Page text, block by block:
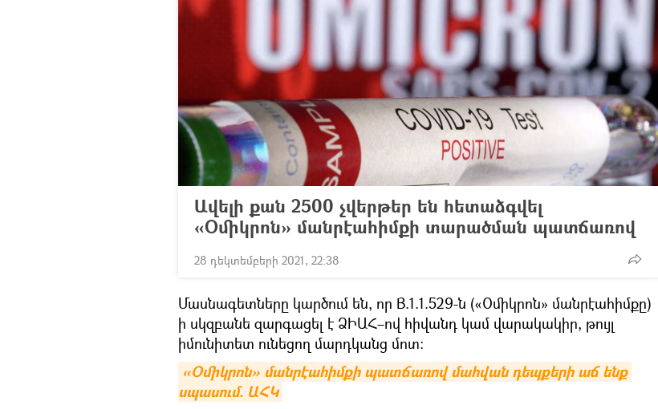
Ավելի քան 2500 չվերթեր են հետաձգվել
«Օմիկրոն» մանրէահիմքի տարածման պատճառով
28 դեկտեմբերի 2021, 22:38
Մասնագետները կարծում են, որ B.1.1.529-ն («Օմիկրոն» մանրէահիմքը)
ի սկզբանե զարգացել է ՁԻԱՀ–ով հիվանդ կամ վարակակիր, թույլ
իմունիտետ ունեցող մարդկանց մոտ։
«Օմիկրոն» մանրէահիմքի պատճառով մահվան դեպքերի աճ ենք
սպասում. ԱՀԿ